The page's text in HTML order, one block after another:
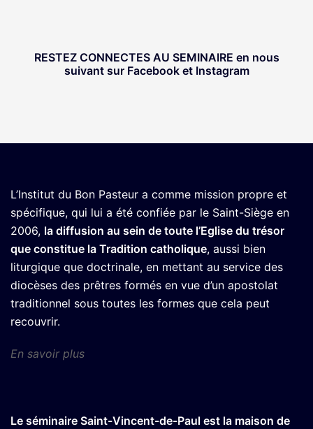
RESTEZ CONNECTES AU SEMINAIRE en nous
suivant sur Facebook et Instagram
L’Institut du Bon Pasteur a comme mission propre et
spécifique, qui lui a été confiée par le Saint-Siège en
2006, la diffusion au sein de toute l’Eglise du trésor
que constitue la Tradition catholique, aussi bien
liturgique que doctrinale, en mettant au service des
diocèses des prêtres formés en vue d’un apostolat
traditionnel sous toutes les formes que cela peut
recouvrir.
En savoir plus
Le séminaire Saint-Vincent-de-Paul est la maison de